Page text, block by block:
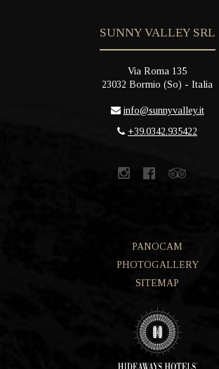
SUNNY VALLEY SRL
Via Roma 135
23032 Bormio (So) - Italia
info@sunnyvalley.it
+39.0342.935422
PANOCAM
PHOTOGALLERY
SITEMAP